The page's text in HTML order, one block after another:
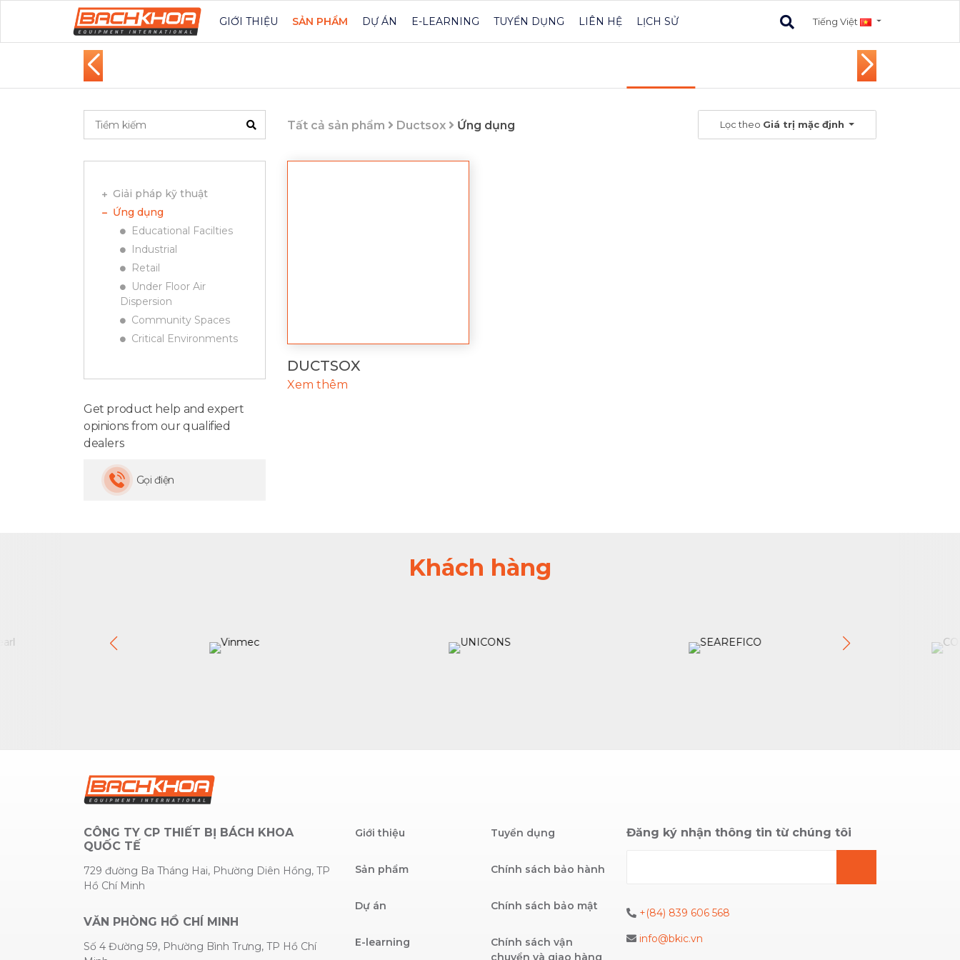
GIỚI THIỆU SẢN PHẨM DỰ ÁN E-LEARNING TUYỂN DỤNG LIÊN HỆ LỊCH SỬ Tiếng Việt
Tất cả sản phẩm Ductsox Ứng dụng Lọc theo Giá trị mặc đjnh
DUCTSOX
Xem thêm
Giải pháp kỹ thuật
Ứng dụng
Educational Facilties
Industrial
Retail
Under Floor Air
Dispersion
Community Spaces
Critical Environments
Get product help and expert
opinions from our qualified
dealers
Gọi điện
Khách hàng
CÔNG TY CP THIẾT BỊ BÁCH KHOA
QUỐC TẾ
729 đường Ba Tháng Hai, Phường Diên Hồng, TP
Hồ Chí Minh
VĂN PHÒNG HỒ CHÍ MINH
Số 4 Đường 59, Phường Bình Trưng, TP Hồ Chí
Giới thiệu
Sản phẩm
Dự án
E-learning
Tuyển dụng
Chính sách bảo hành
Chính sách bảo mật
Chính sách vận
chuyển và giao hàng
Đăng ký nhận thông tin từ chúng tôi
+(84) 839 606 568
info@bkic.vn